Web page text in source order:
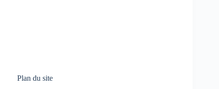
Plan du site